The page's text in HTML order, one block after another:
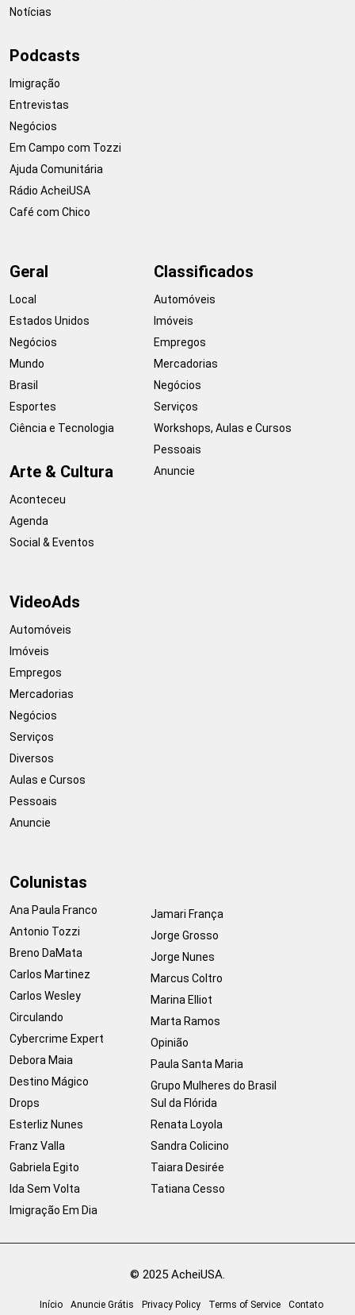
Notícias
Podcasts
Imigração
Entrevistas
Negócios
Em Campo com Tozzi
Ajuda Comunitária
Rádio AcheiUSA
Café com Chico
Geral
Local
Estados Unidos
Negócios
Mundo
Brasil
Esportes
Ciência e Tecnologia
Arte & Cultura
Aconteceu
Agenda
Social & Eventos
Classificados
Automóveis
Imóveis
Empregos
Mercadorias
Negócios
Serviços
Workshops, Aulas e Cursos
Pessoais
Anuncie
VideoAds
Automóveis
Imóveis
Empregos
Mercadorias
Negócios
Serviços
Diversos
Aulas e Cursos
Pessoais
Anuncie
Colunistas
Ana Paula Franco
Antonio Tozzi
Breno DaMata
Carlos Martinez
Carlos Wesley
Circulando
Cybercrime Expert
Debora Maia
Destino Mágico
Drops
Esterliz Nunes
Franz Valla
Gabriela Egito
Ida Sem Volta
Imigração Em Dia
Jamari França
Jorge Grosso
Jorge Nunes
Marcus Coltro
Marina Elliot
Marta Ramos
Opinião
Paula Santa Maria
Grupo Mulheres do Brasil
Sul da Flórida
Renata Loyola
Sandra Colicino
Taiara Desirée
Tatiana Cesso
© 2025 AcheiUSA.
Início Anuncie Grátis Privacy Policy Terms of Service Contato